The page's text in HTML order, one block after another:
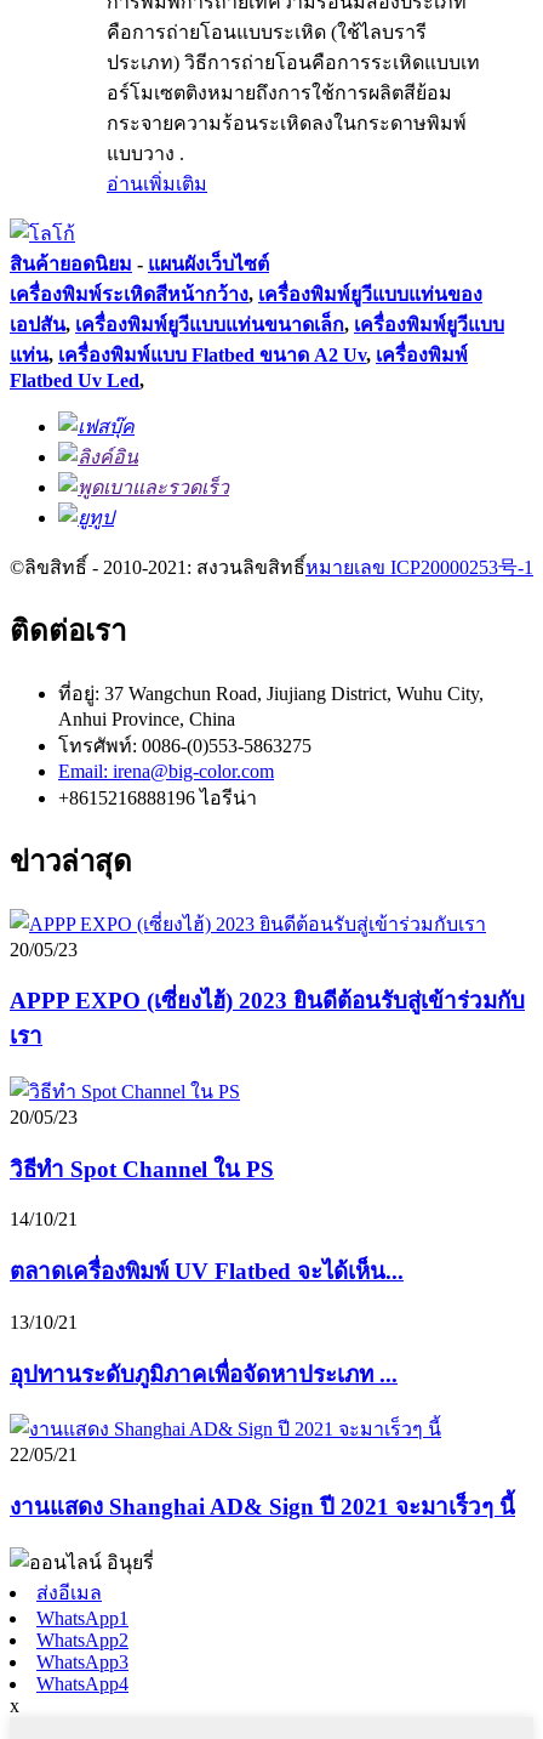
คือการถ่ายโอนแบบระเหิด (ใช้ไลบรารี
ประเภท) วิธีการถ่ายโอนคือการระเหิดแบบเท
อร์โมเซตติงหมายถึงการใช้การผลิตสีย้อม
กระจายความร้อนระเหิดลงในกระดาษพิมพ์
แบบวาง .
อ่านเพิ่มเติม
สินค้ายอดนิยม - แผนผังเว็บไซต์
เครื่องพิมพ์ระเหิดสีหน้ากว้าง, เครื่องพิมพ์ยูวีแบบแท่นของ
เอปสัน, เครื่องพิมพ์ยูวีแบบแท่นขนาดเล็ก, เครื่องพิมพ์ยูวีแบบ
แท่น, เครื่องพิมพ์แบบ Flatbed ขนาด A2 Uv, เครื่องพิมพ์
Flatbed Uv Led,
©ลิขสิทธิ์ - 2010-2021: สงวนลิขสิทธิ์หมายเลข ICP20000253号-1
ติดต่อเรา
ที่อยู่: 37 Wangchun Road, Jiujiang District, Wuhu City,
Anhui Province, China
โทรศัพท์: 0086-(0)553-5863275
Email: irena@big-color.com
+8615216888196 ไอรีน่า
ข่าวล่าสุด
20/05/23
APPP EXPO (เซี่ยงไฮ้) 2023 ยินดีต้อนรับสู่เข้าร่วมกับ
เรา
20/05/23
วิธีทำ Spot Channel ใน PS
14/10/21
ตลาดเครื่องพิมพ์ UV Flatbed จะได้เห็น...
13/10/21
อุปทานระดับภูมิภาคเพื่อจัดหาประเภท ...
22/05/21
งานแสดง Shanghai AD& Sign ปี 2021 จะมาเร็วๆ นี้
ส่งอีเมล
WhatsApp1
WhatsApp2
WhatsApp3
WhatsApp4
x